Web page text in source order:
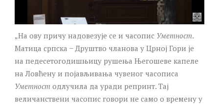
„На ову причу надовезује се и часопис Уметност.
Матица српска ̶ Друштво чланова у Црној Гори је
на педесетогодишњицу рушења Његошеве капеле
на Ловћену и појављивања чувеног часописа
Уметност одлучила да уради репринт. Тај
величанствени часопис говори не само о времену у